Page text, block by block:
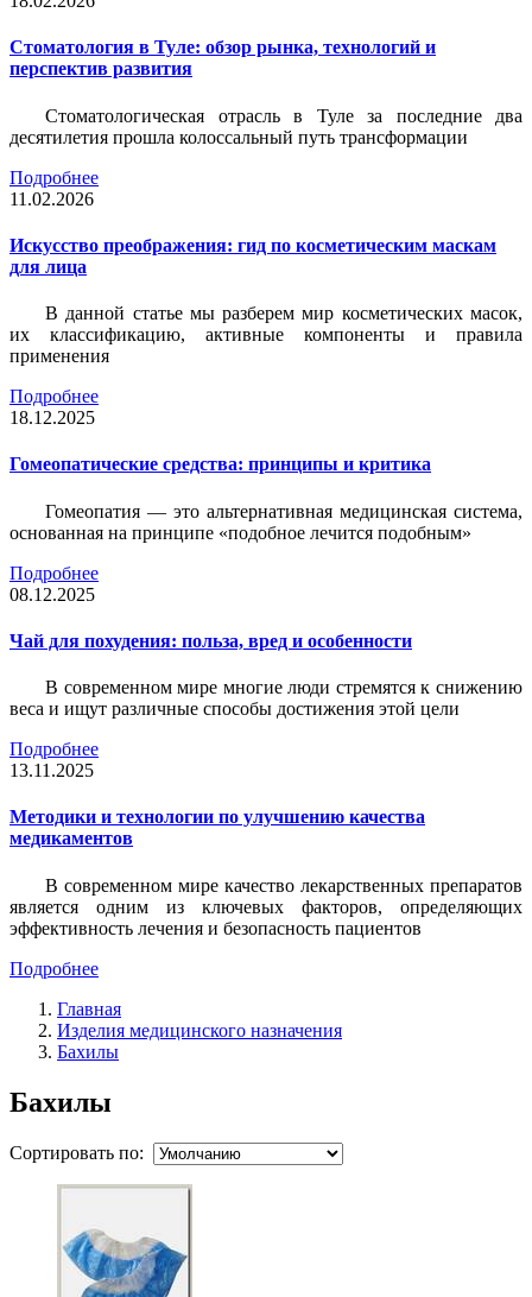
Стоматология в Туле: обзор рынка, технологий и
перспектив развития
Стоматологическая отрасль в Туле за последние два
десятилетия прошла колоссальный путь трансформации
Подробнее
11.02.2026
Искусство преображения: гид по косметическим маскам
для лица
В данной статье мы разберем мир косметических масок,
их классификацию, активные компоненты и правила
применения
Подробнее
18.12.2025
Гомеопатические средства: принципы и критика
Гомеопатия — это альтернативная медицинская система,
основанная на принципе «подобное лечится подобным»
Подробнее
08.12.2025
Чай для похудения: польза, вред и особенности
В современном мире многие люди стремятся к снижению
веса и ищут различные способы достижения этой цели
Подробнее
13.11.2025
Методики и технологии по улучшению качества
медикаментов
В современном мире качество лекарственных препаратов
является одним из ключевых факторов, определяющих
эффективность лечения и безопасность пациентов
Подробнее
Главная
Изделия медицинского назначения
Бахилы
Бахилы
Сортировать по: